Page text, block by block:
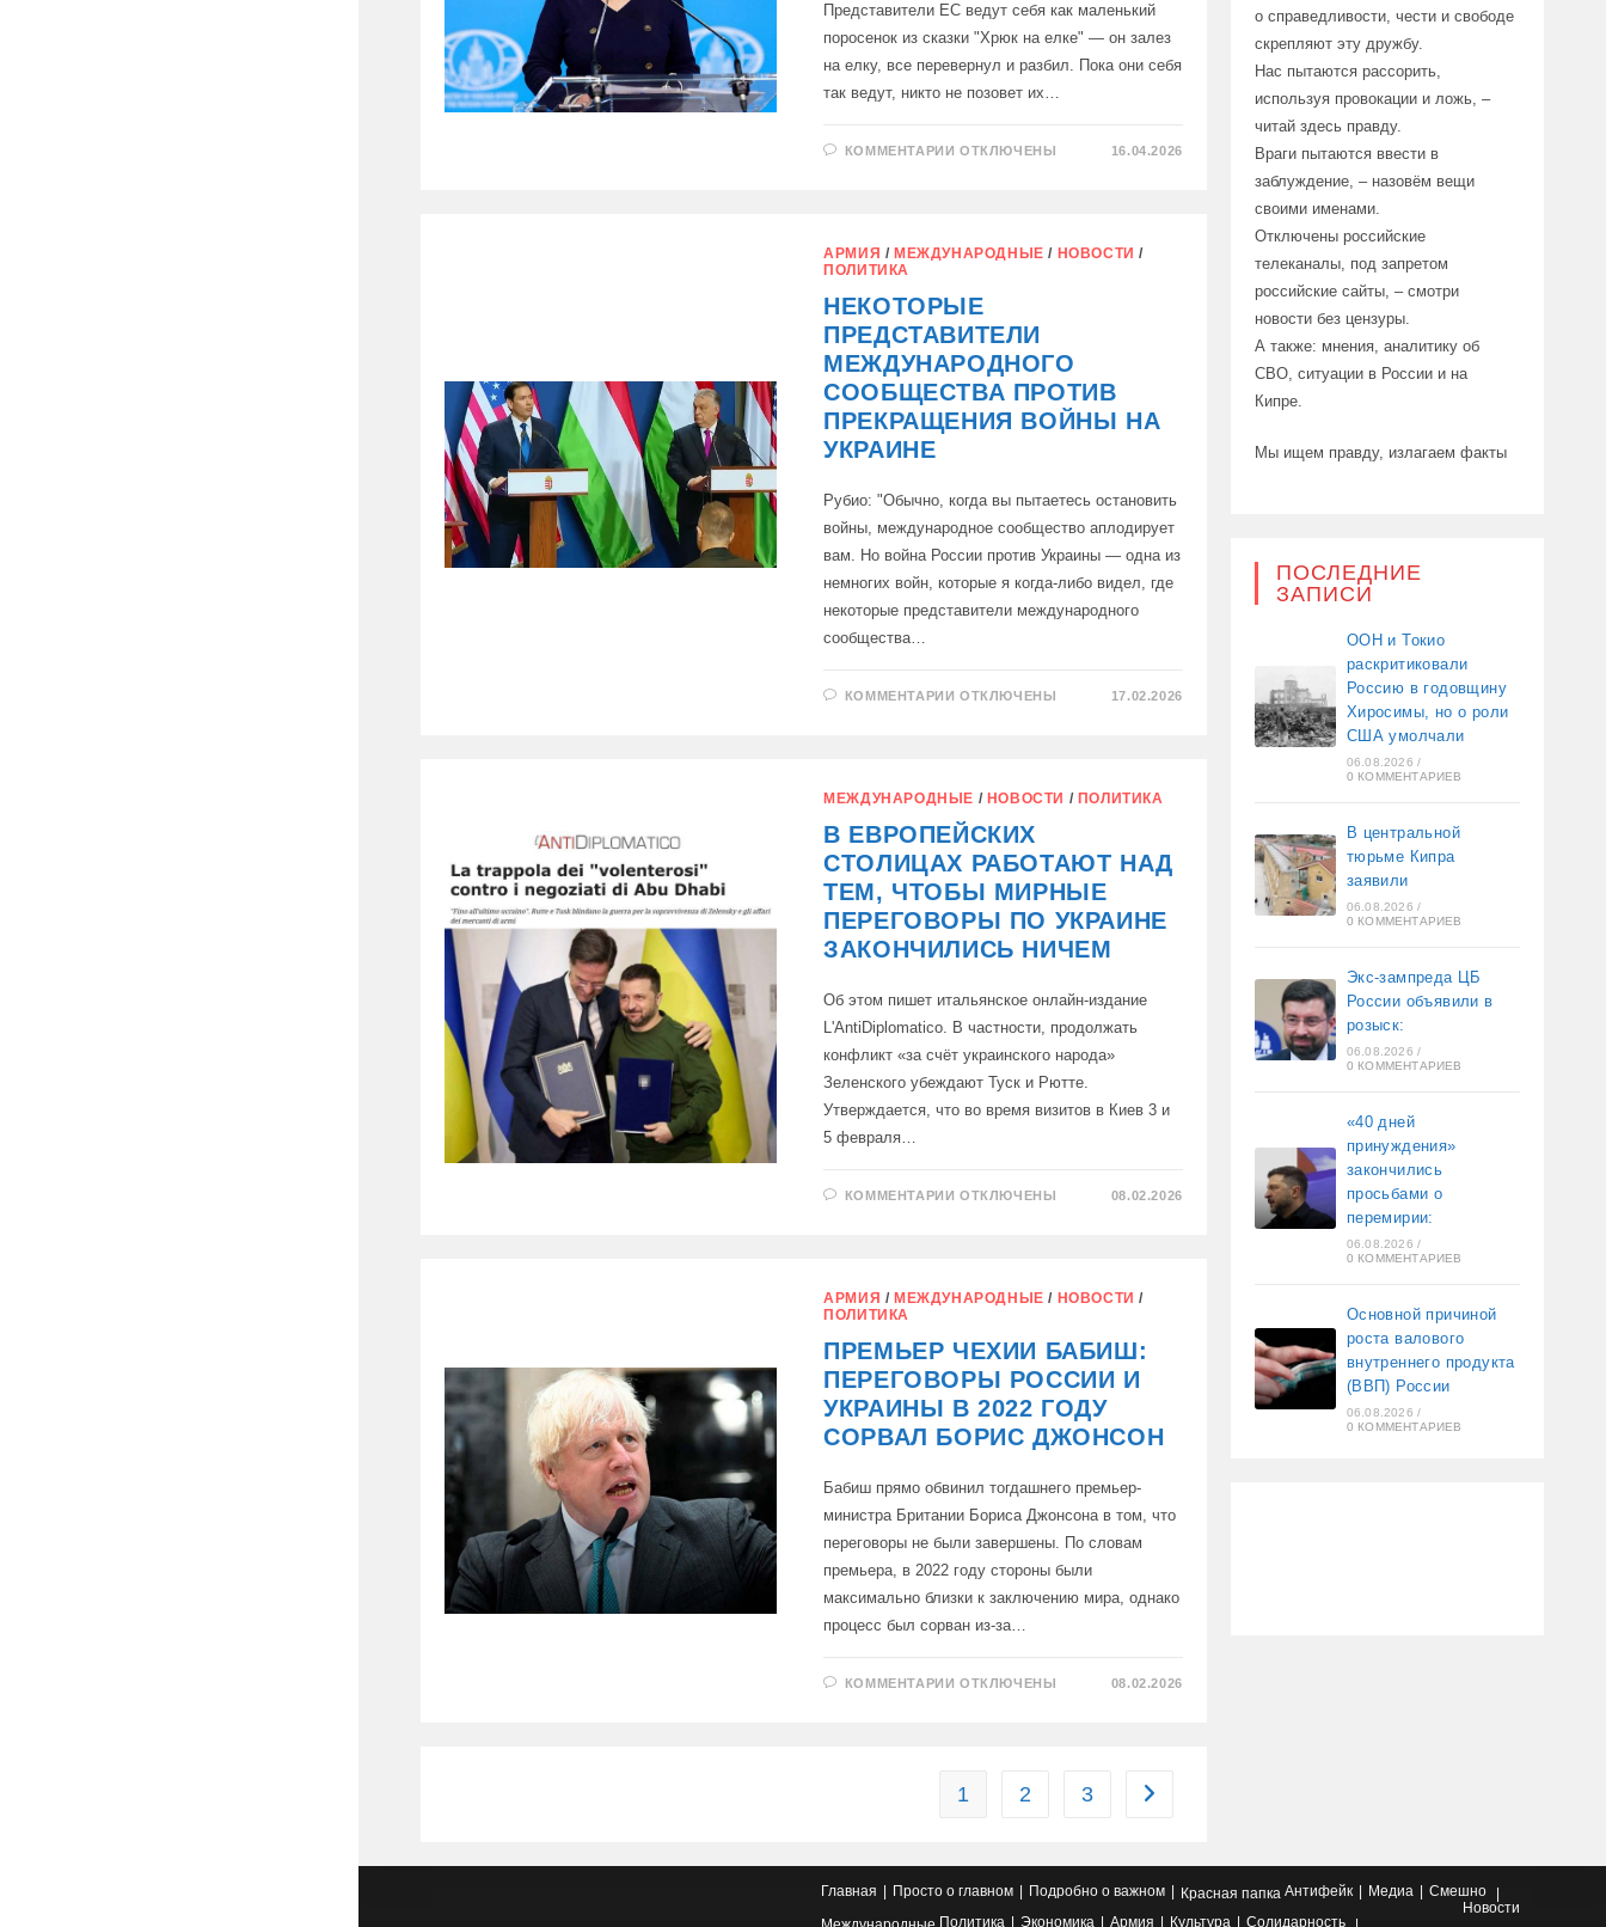
Представители ЕС ведут себя как маленький
поросенок из сказки "Хрюк на елке" — он залез
на елку, все перевернул и разбил. Пока они себя
так ведут, никто не позовет их…
КОММЕНТАРИИ К
СЕБЯ
МЕЖДУНАРОДНОЙ
АРЕНЕ
ОТКЛЮЧЕНЫ 16.04.2026
АРМИЯ / МЕЖДУНАРОДНЫЕ / НОВОСТИ /
ПОЛИТИКА
НЕКОТОРЫЕ
ПРЕДСТАВИТЕЛИ
МЕЖДУНАРОДНОГО
СООБЩЕСТВА ПРОТИВ
ПРЕКРАЩЕНИЯ ВОЙНЫ НА
УКРАИНЕ
Рубио: "Обычно, когда вы пытаетесь остановить
войны, международное сообщество аплодирует
вам. Но война России против Украины — одна из
немногих войн, которые я когда-либо видел, где
некоторые представители международного
сообщества…
КОММЕНТАРИИ К
ПРЕКРАЩЕНИЯ
ВОЙНЫ
НА
ОТКЛЮЧЕНЫ 17.02.2026
МЕЖДУНАРОДНЫЕ / НОВОСТИ / ПОЛИТИКА
В ЕВРОПЕЙСКИХ
СТОЛИЦАХ РАБОТАЮТ НАД
ТЕМ, ЧТОБЫ МИРНЫЕ
ПЕРЕГОВОРЫ ПО УКРАИНЕ
ЗАКОНЧИЛИСЬ НИЧЕМ
Об этом пишет итальянское онлайн-издание
L'AntiDiplomatico. В частности, продолжать
конфликт «за счёт украинского народа»
Зеленского убеждают Туск и Рютте.
Утверждается, что во время визитов в Киев 3 и
5 февраля…
КОММЕНТАРИИ К
ТЕМ,
ПЕРЕГОВОРЫ
ПО
УКРАИНЕ
ЗАКОНЧИЛИСЬ
НИЧЕМ
ОТКЛЮЧЕНЫ 08.02.2026
АРМИЯ / МЕЖДУНАРОДНЫЕ / НОВОСТИ /
ПОЛИТИКА
ПРЕМЬЕР ЧЕХИИ БАБИШ:
ПЕРЕГОВОРЫ РОССИИ И
УКРАИНЫ В 2022 ГОДУ
СОРВАЛ БОРИС ДЖОНСОН
Бабиш прямо обвинил тогдашнего премьер-
министра Британии Бориса Джонсона в том, что
переговоры не были завершены. По словам
премьера, в 2022 году стороны были
максимально близки к заключению мира, однако
процесс был сорван из-за…
КОММЕНТАРИИ К
И
УКРАИНЫ
БОРИС
ДЖОНСОН
ОТКЛЮЧЕНЫ 08.02.2026
1 2 3 Перейти на следующую страницу
о справедливости, чести и свободе
скрепляют эту дружбу.
Нас пытаются рассорить,
используя провокации и ложь, –
читай здесь правду.
Враги пытаются ввести в
заблуждение, – назовём вещи
своими именами.
Отключены российские
телеканалы, под запретом
российские сайты, – смотри
новости без цензуры.
А также: мнения, аналитику об
СВО, ситуации в России и на
Кипре.
Мы ищем правду, излагаем факты
ПОСЛЕДНИЕ
ЗАПИСИ
ООН и Токио
раскритиковали
Россию в годовщину
Хиросимы, но о роли
США умолчали
06.08.2026 /
0 КОММЕНТАРИЕВ
В центральной
тюрьме Кипра
заявили
06.08.2026 /
0 КОММЕНТАРИЕВ
Экс-зампреда ЦБ
России объявили в
розыск:
06.08.2026 /
0 КОММЕНТАРИЕВ
«40 дней
принуждения»
закончились
просьбами о
перемирии:
06.08.2026 /
0 КОММЕНТАРИЕВ
Основной причиной
роста валового
внутреннего продукта
(ВВП) России
06.08.2026 /
0 КОММЕНТАРИЕВ
Главная Просто о главном Подробно о важном Красная папка Антифейк Медиа
Смешно
Новости
Политика Экономика Армия Культура Солидарность